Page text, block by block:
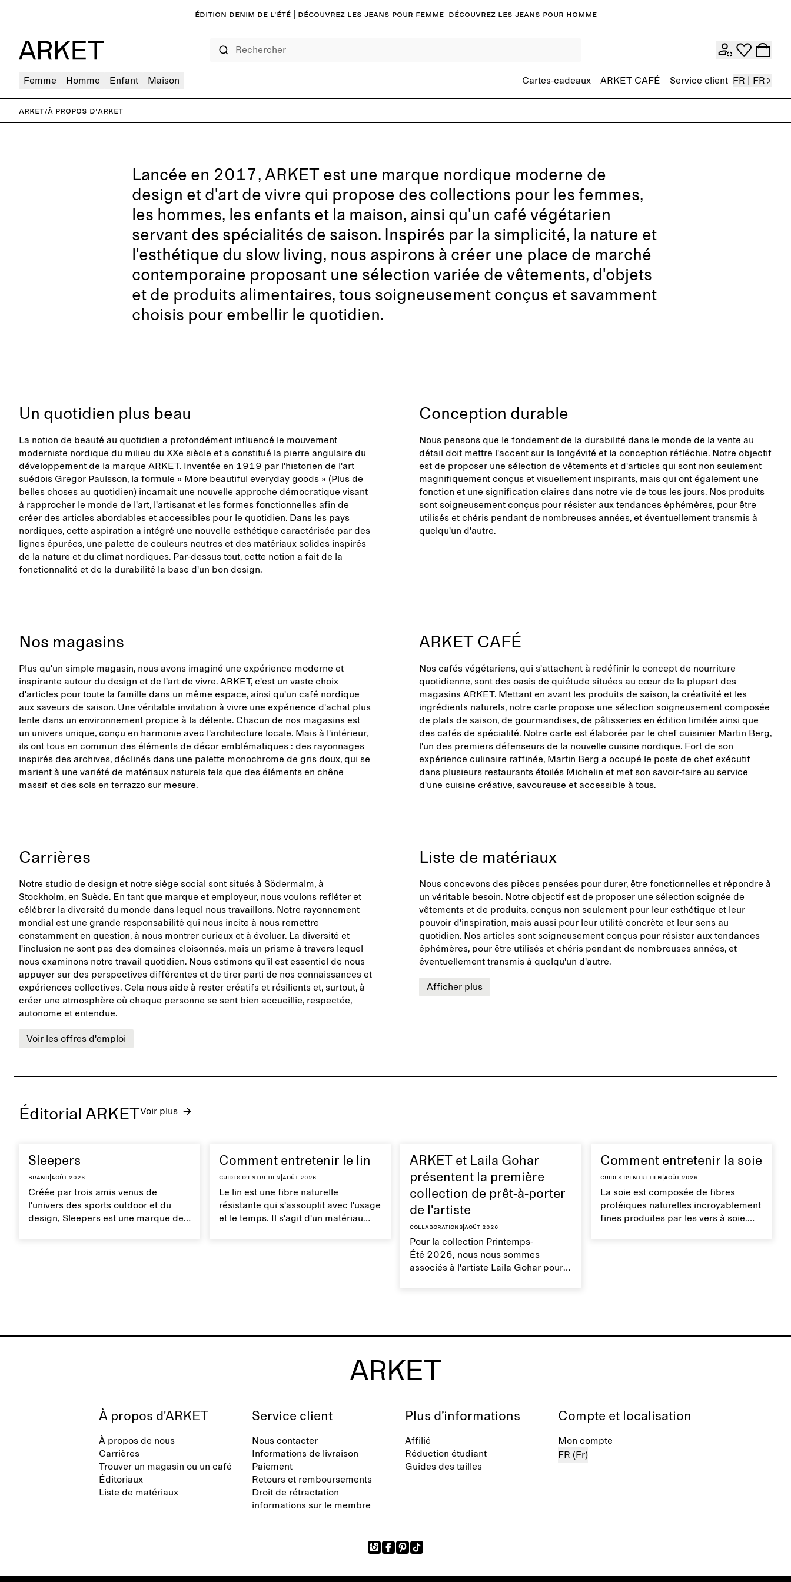
Édition denim de l'été | Découvrez les jeans pour femme Découvrez les jeans pour homme
Femme Homme Enfant Maison Cartes-cadeaux ARKET CAFÉ Service client FR | FR
ARKET/À propos d'ARKET
Lancée en 2017, ARKET est une marque nordique moderne de
design et d'art de vivre qui propose des collections pour les femmes,
les hommes, les enfants et la maison, ainsi qu'un café végétarien
servant des spécialités de saison. Inspirés par la simplicité, la nature et
l'esthétique du slow living, nous aspirons à créer une place de marché
contemporaine proposant une sélection variée de vêtements, d'objets
et de produits alimentaires, tous soigneusement conçus et savamment
choisis pour embellir le quotidien.
Un quotidien plus beau
La notion de beauté au quotidien a profondément influencé le mouvement
moderniste nordique du milieu du XXe siècle et a constitué la pierre angulaire du
développement de la marque ARKET. Inventée en 1919 par l'historien de l'art
suédois Gregor Paulsson, la formule « More beautiful everyday goods » (Plus de
belles choses au quotidien) incarnait une nouvelle approche démocratique visant
à rapprocher le monde de l'art, l'artisanat et les formes fonctionnelles afin de
créer des articles abordables et accessibles pour le quotidien. Dans les pays
nordiques, cette aspiration a intégré une nouvelle esthétique caractérisée par des
lignes épurées, une palette de couleurs neutres et des matériaux solides inspirés
de la nature et du climat nordiques. Par-dessus tout, cette notion a fait de la
fonctionnalité et de la durabilité la base d'un bon design.
Conception durable
Nous pensons que le fondement de la durabilité dans le monde de la vente au
détail doit mettre l'accent sur la longévité et la conception réfléchie. Notre objectif
est de proposer une sélection de vêtements et d'articles qui sont non seulement
magnifiquement conçus et visuellement inspirants, mais qui ont également une
fonction et une signification claires dans notre vie de tous les jours. Nos produits
sont soigneusement conçus pour résister aux tendances éphémères, pour être
utilisés et chéris pendant de nombreuses années, et éventuellement transmis à
quelqu'un d'autre.
Nos magasins
Plus qu'un simple magasin, nous avons imaginé une expérience moderne et
inspirante autour du design et de l'art de vivre. ARKET, c'est un vaste choix
d'articles pour toute la famille dans un même espace, ainsi qu'un café nordique
aux saveurs de saison. Une véritable invitation à vivre une expérience d'achat plus
lente dans un environnement propice à la détente. Chacun de nos magasins est
un univers unique, conçu en harmonie avec l'architecture locale. Mais à l'intérieur,
ils ont tous en commun des éléments de décor emblématiques : des rayonnages
inspirés des archives, déclinés dans une palette monochrome de gris doux, qui se
marient à une variété de matériaux naturels tels que des éléments en chêne
massif et des sols en terrazzo sur mesure.
ARKET CAFÉ
Nos cafés végétariens, qui s'attachent à redéfinir le concept de nourriture
quotidienne, sont des oasis de quiétude situées au cœur de la plupart des
magasins ARKET. Mettant en avant les produits de saison, la créativité et les
ingrédients naturels, notre carte propose une sélection soigneusement composée
de plats de saison, de gourmandises, de pâtisseries en édition limitée ainsi que
des cafés de spécialité. Notre carte est élaborée par le chef cuisinier Martin Berg,
l'un des premiers défenseurs de la nouvelle cuisine nordique. Fort de son
expérience culinaire raffinée, Martin Berg a occupé le poste de chef exécutif
dans plusieurs restaurants étoilés Michelin et met son savoir-faire au service
d'une cuisine créative, savoureuse et accessible à tous.
Carrières
Notre studio de design et notre siège social sont situés à Södermalm, à
Stockholm, en Suède. En tant que marque et employeur, nous voulons refléter et
célébrer la diversité du monde dans lequel nous travaillons. Notre rayonnement
mondial est une grande responsabilité qui nous incite à nous remettre
constamment en question, à nous montrer curieux et à évoluer. La diversité et
l'inclusion ne sont pas des domaines cloisonnés, mais un prisme à travers lequel
nous examinons notre travail quotidien. Nous estimons qu'il est essentiel de nous
appuyer sur des perspectives différentes et de tirer parti de nos connaissances et
expériences collectives. Cela nous aide à rester créatifs et résilients et, surtout, à
créer une atmosphère où chaque personne se sent bien accueillie, respectée,
autonome et entendue.
Voir les offres d'emploi
Liste de matériaux
Nous concevons des pièces pensées pour durer, être fonctionnelles et répondre à
un véritable besoin. Notre objectif est de proposer une sélection soignée de
vêtements et de produits, conçus non seulement pour leur esthétique et leur
pouvoir d'inspiration, mais aussi pour leur utilité concrète et leur sens au
quotidien. Nos articles sont soigneusement conçus pour résister aux tendances
éphémères, pour être utilisés et chéris pendant de nombreuses années, et
éventuellement transmis à quelqu'un d'autre.
Afficher plus
Éditorial ARKET Voir plus
Sleepers
Brand août 2026
Créée par trois amis venus de
l'univers des sports outdoor et du
design, Sleepers est une marque de
d'utilisation dans différents
Comment entretenir le lin
Guides d'entretien août 2026
Le lin est une fibre naturelle
résistante qui s'assouplit avec l'usage
et le temps. Il s'agit d'un matériau
ARKET et Laila Gohar
présentent la première
collection de prêt-à-porter
de l'artiste
Collaborations août 2026
Pour la collection Printemps-
Été 2026, nous nous sommes
associés à l'artiste Laila Gohar pour
accompagner chaque instant, du
quotidien à l'exceptionnel.
Comment entretenir la soie
Guides d'entretien août 2026
La soie est composée de fibres
protéiques naturelles incroyablement
fines produites par les vers à soie.
À propos d'ARKET
À propos de nous
Carrières
Trouver un magasin ou un café
Éditoriaux
Liste de matériaux
Service client
Nous contacter
Informations de livraison
Paiement
Retours et remboursements
Droit de rétractation
informations sur le membre
Plus d’informations
Affilié
Réduction étudiant
Guides des tailles
Compte et localisation
Mon compte
FR (Fr)